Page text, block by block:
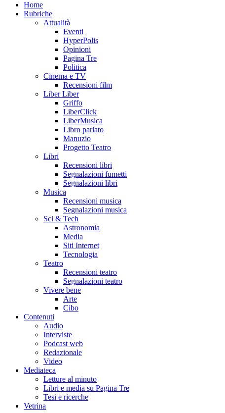
Home
Rubriche
Attualità
Eventi
HyperPolis
Opinioni
Pagina Tre
Politica
Cinema e TV
Recensioni film
Liber Liber
Griffo
LiberClick
LiberMusica
Libro parlato
Manuzio
Progetto Teatro
Libri
Recensioni libri
Segnalazioni fumetti
Segnalazioni libri
Musica
Recensioni musica
Segnalazioni musica
Sci & Tech
Astronomia
Media
Siti Internet
Tecnologia
Teatro
Recensioni teatro
Segnalazioni teatro
Vivere bene
Arte
Cibo
Contenuti
Audio
Interviste
Podcast web
Redazionale
Video
Mediateca
Letture al minuto
Libri e media su Pagina Tre
Tesi e ricerche
Vetrina